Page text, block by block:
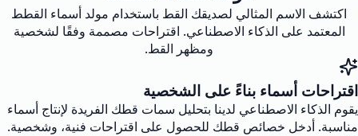
اكتشف الاسم المثالي لصديقك القط باستخدام مولد أسماء القطط
المعتمد على الذكاء الاصطناعي. اقتراحات مصممة وفقًا لشخصية
ومظهر القط.
اقتراحات أسماء بناءً على الشخصية
يقوم الذكاء الاصطناعي لدينا بتحليل سمات قطك الفريدة لإنتاج أسماء
مناسبة. أدخل خصائص قطك للحصول على اقتراحات فنية، وشخصية.